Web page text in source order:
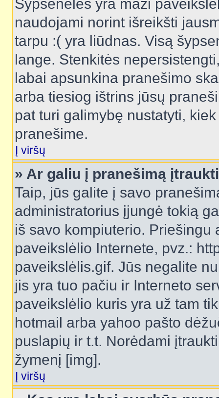
Šypsenėlės yra maži
naudojami norint išreikšti
tarpu :( yra liūdnas. Visą
lange. Stenkitės
labai apsunkina pranešimo
arba tiesiog ištrins jūsų
pat turi galimybę nustatyti,
pranešime.
Į viršų
» Ar galiu į pranešimą
Taip, jūs galite į savo
administratorius įjungė tokią
iš savo kompiuterio.
paveikslėlio Internete, pvz.:
paveikslėlis.gif. Jūs negalite
jis yra tuo pačiu ir Interneto
paveikslėlio kuris yra už tam
hotmail arba yahoo pašto
puslapių ir t.t. Norėdami
žymenį [img].
Į viršų